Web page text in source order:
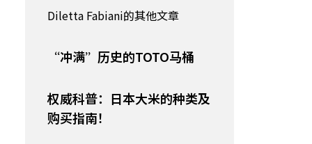
Diletta Fabiani的其他文章
“冲满”历史的TOTO马桶
权威科普：日本大米的种类及
购买指南！